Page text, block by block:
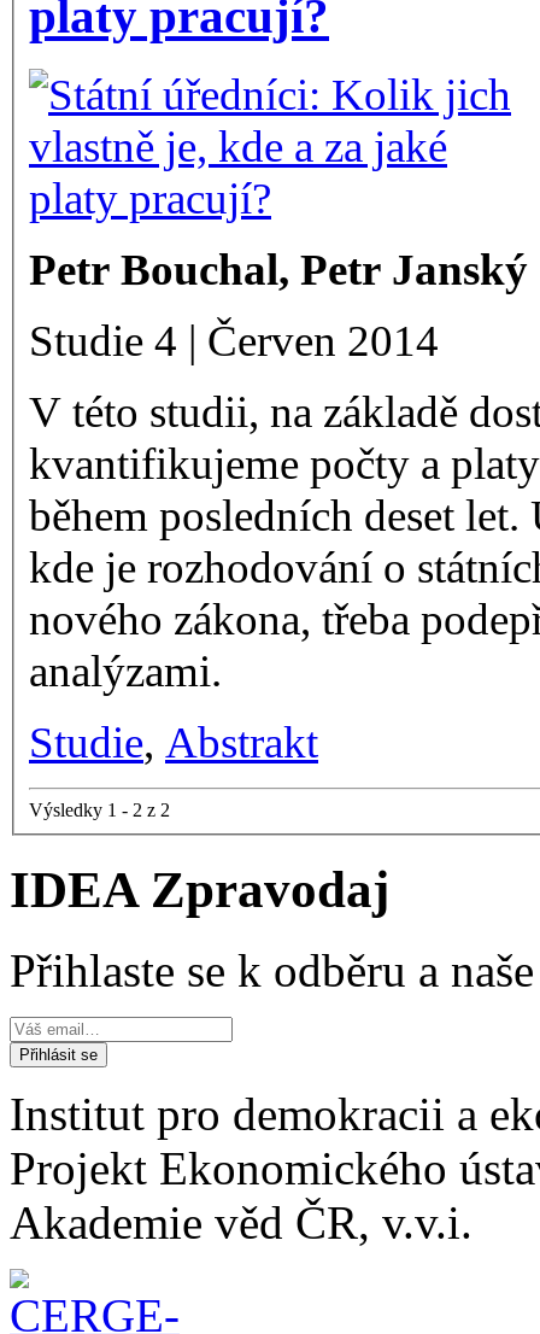
platy pracují?
Petr Bouchal, Petr Janský
Studie 4 | Červen 2014
V této studii, na základě
kvantifikujeme počty a
během posledních deset
kde je rozhodování o
nového zákona, třeba
analýzami.
Studie, Abstrakt
Výsledky 1 - 2 z 2
IDEA Zpravodaj
Přihlaste se k odběru a
Institut pro demokracii a
Projekt Ekonomického
Akademie věd ČR, v.v.i.